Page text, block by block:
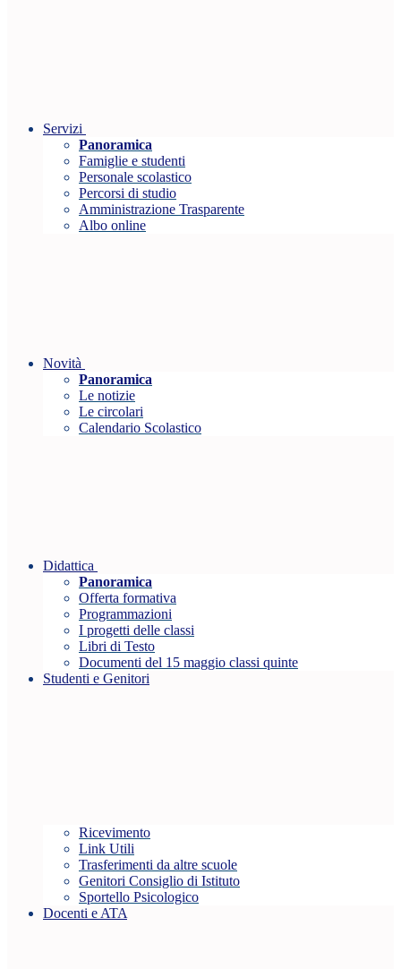
Servizi
Panoramica
Famiglie e studenti
Personale scolastico
Percorsi di studio
Amministrazione Trasparente
Albo online
Novità
Panoramica
Le notizie
Le circolari
Calendario Scolastico
Didattica
Panoramica
Offerta formativa
Programmazioni
I progetti delle classi
Libri di Testo
Documenti del 15 maggio classi quinte
Studenti e Genitori
Ricevimento
Link Utili
Trasferimenti da altre scuole
Genitori Consiglio di Istituto
Sportello Psicologico
Docenti e ATA